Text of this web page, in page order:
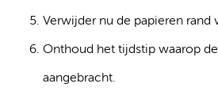
Verwijder nu de papieren rand
Onthoud het tijdstip waarop
aangebracht.